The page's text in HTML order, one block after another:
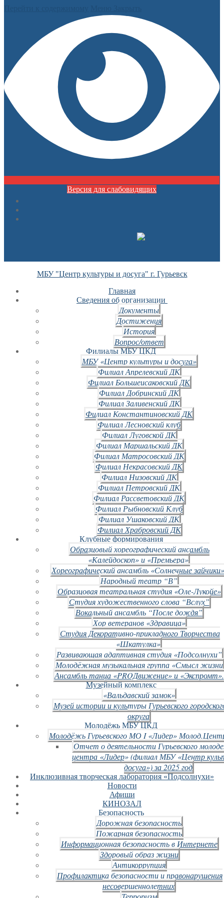
Версия для слабовидящих
МБУ "Центр культуры и досуга" г. Гурьевск
Главная
Сведения об организации
Документы
Достижения
История
Вопрос/ответ
Филиалы МБУ ЦКД
МБУ «Центр культуры и досуга»
Филиал Апрелевский ДК
Филиал Большеисаковский ДК
Филиал Добринский ДК
Филиал Заливенский ДК
Филиал Константиновский ДК
Филиал Лесновский клуб
Филиал Луговской ДК
Филиал Маршальский ДК
Филиал Матросовский ДК
Филиал Некрасовский ДК
Филиал Низовский ДК
Филиал Петровский ДК
Филиал Рассветовский ДК
Филиал Рыбновский Клуб
Филиал Ушаковский ДК
Филиал Храбровский ДК
Клубные формирования
Образцовый хореографический ансамбль
«Калейдоскоп» и «Премьера»
Хореографический ансамбль «Солнечные
Народный театр “В”
Образцовая театральная студия «Оле-Лукойе»
Студия художественного слова “Вслух”
Вокальный ансамбль “После дождя”
Хор ветеранов «Здравица»
Студия Декоративно-прикладного Творчества
«Шкатулка»
Развивающая адаптивная студия «Подсолнухи”
Молодёжная музыкальная группа «Смысл жизни
Ансамбль танца «PROДвижение» и «Экспромт».
Музейный комплекс
«Вальдавский замок»
Музей истории и культуры Гурьевского
округа
Молодёжь МБУ ЦКД
Молодёжь Гурьевского МО I «Лидер»
Отчет о деятельности Гурьевского
центра «Лидер» (филиал МБУ «Центр
досуга») за 2025 год
Инклюзивная творческая лаборатория «Подсолнухи»
Новости
Афиши
КИНОЗАЛ
Безопасность
Дорожная безопасность
Пожарная безопасность
Информационная безопасность в Интернете
Здоровый образ жизни
Антикоррупция
Профилактика безопасности и правонарушения
несовершеннолетних